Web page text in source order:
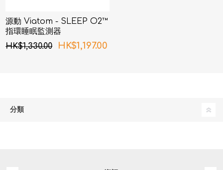
源動 Viatom - SLEEP O2™
指環睡眠監測器
HK$1,330.00
HK$1,197.00
分類